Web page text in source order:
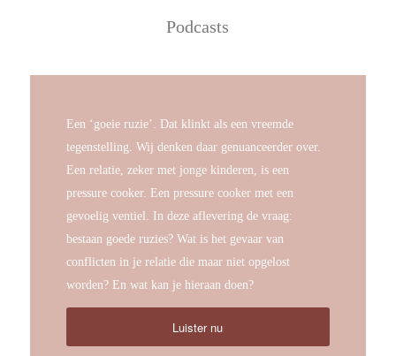
Podcasts
Een ‘goeie ruzie’. Dat klinkt als een vreemde
tegenstelling. Wij denken daar genuanceerder over.
Een relatie, zeker met jonge kinderen, is een
pressure cooker. Een pressure cooker met een
gevoelig ventiel. In deze aflevering de vraag:
bestaan goede ruzies? Wat is het gevaar van
conflicten in je relatie die maar niet opgelost
worden? En wat kan je hieraan doen?
Luister nu